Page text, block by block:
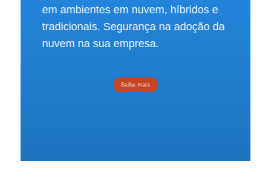
em ambientes em nuvem, híbridos e
tradicionais. Segurança na adoção da
nuvem na sua empresa.
Saiba mais